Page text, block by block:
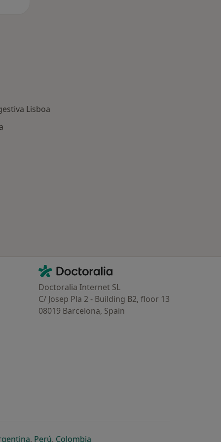
Lisboa
Contacto
Doctoralia - Homepage
Doctoralia Internet SL
C/ Josep Pla 2 - Building B2, floor 13
08019 Barcelona, Spain
separador
num novo separador
abre num novo separador
, Perúabre num novo separador
, Colombiaabre num novo separador